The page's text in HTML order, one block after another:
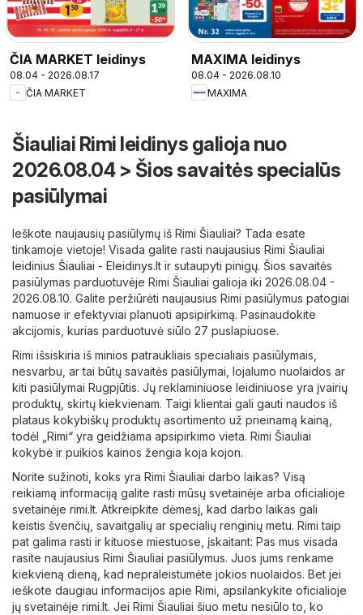
ČIA MARKET leidinys
08.04 - 2026.08.17
ČIA MARKET
MAXIMA leidinys
08.04 - 2026.08.10
MAXIMA
Šiauliai Rimi leidinys galioja nuo
2026.08.04 > Šios savaitės specialūs
pasiūlymai
Ieškote naujausių pasiūlymų iš Rimi Šiauliai? Tada esate
tinkamoje vietoje! Visada galite rasti naujausius Rimi Šiauliai
leidinius Šiauliai - Eleidinys.lt ir sutaupyti pinigų. Šios savaitės
pasiūlymas parduotuvėje Rimi Šiauliai galioja iki 2026.08.04 -
2026.08.10. Galite peržiūrėti naujausius Rimi pasiūlymus patogiai
namuose ir efektyviai planuoti apsipirkimą. Pasinaudokite
akcijomis, kurias parduotuvė siūlo 27 puslapiuose.
Rimi išsiskiria iš minios patraukliais specialiais pasiūlymais,
nesvarbu, ar tai būtų savaitės pasiūlymai, lojalumo nuolaidos ar
kiti pasiūlymai Rugpjūtis. Jų reklaminiuose leidiniuose yra įvairių
produktų, skirtų kiekvienam. Taigi klientai gali gauti naudos iš
plataus kokybiškų produktų asortimento už prieinamą kainą,
todėl „Rimi“ yra geidžiama apsipirkimo vieta. Rimi Šiauliai
kokybė ir puikios kainos žengia koja kojon.
Norite sužinoti, koks yra Rimi Šiauliai darbo laikas? Visą
reikiamą informaciją galite rasti mūsų svetainėje arba oficialioje
svetainėje rimi.lt. Atkreipkite dėmesį, kad darbo laikas gali
keistis švenčių, savaitgalių ar specialių renginių metu. Rimi taip
pat galima rasti ir kituose miestuose, įskaitant: Pas mus visada
rasite naujausius Rimi Šiauliai pasiūlymus. Juos jums renkame
kiekvieną dieną, kad nepraleistumėte jokios nuolaidos. Bet jei
ieškote daugiau informacijos apie Rimi, apsilankykite oficialioje
jų svetainėje rimi.lt. Jei Rimi Šiauliai šiuo metu nesiūlo to, ko